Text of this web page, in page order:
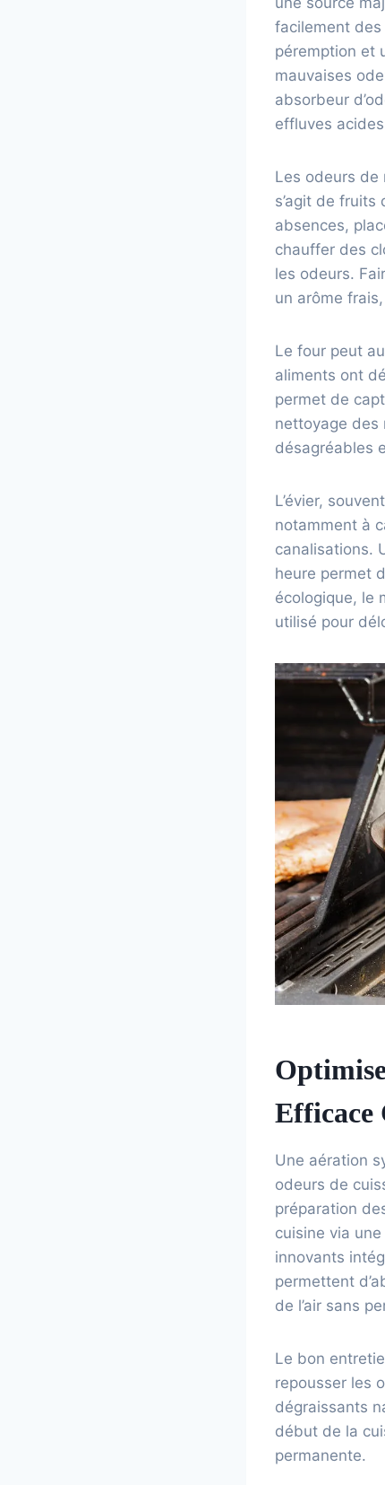
facilement
péremption et
mauvaises
absorbeur
effluves
Les odeurs de
s’agit de fruits
absences,
chauffer des
les odeurs.
un arôme
Le four peut
aliments ont
permet de
nettoyage des
désagréables
L’évier,
notamment à
canalisations.
heure permet
écologique, le
utilisé pour
Efficace
Une aération
odeurs de
préparation
cuisine via
innovants
permettent
de l’air sans
Le bon
repousser les
dégraissants
début de la
permanente.